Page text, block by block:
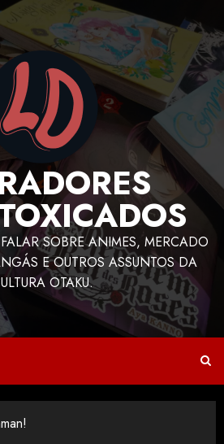
SOBRE ANIMES, MERCADO
E OUTROS ASSUNTOS DA
OTAKU.